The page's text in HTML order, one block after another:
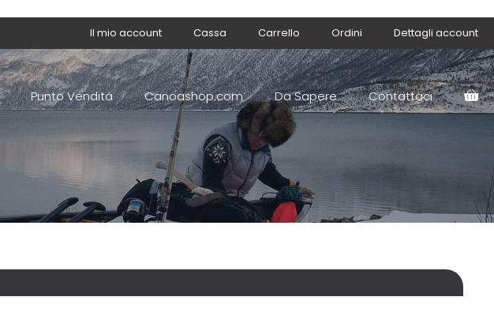
Il mio account Cassa Carrello Ordini Dettagli account
Punto Vendita Canoashop.com Da Sapere Contattaci